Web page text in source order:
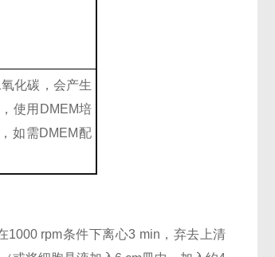
化碳，会产生
使用DMEM培
如需DMEM配
rpm条件下离心3 min，弃去上清